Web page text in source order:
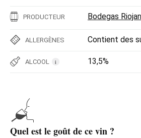
PRODUCTEUR Bodegas
ALLERGÈNES Contient des
ALCOOL i 13,5%
Quel est le goût de ce vin ?